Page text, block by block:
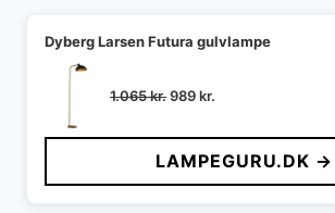
Dyberg Larsen Futura gulvlampe
1.065kr.Den
pris
var:
1.065 kr..
989kr.
pris
er:
989 kr..
LAMPEGURU.DK →